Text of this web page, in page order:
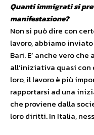
Quanti immigrati si
manifestazione?
Non si può dire con
lavoro, abbiamo
Bari. E’ anche vero
all’iniziativa quasi con
loro, il lavoro è più
rapportarsi ad una
che proviene dalla
loro diritti. In Italia,